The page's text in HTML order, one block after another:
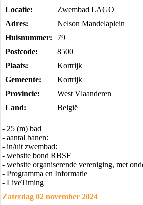
Locatie:
Zwembad LAGO
Adres:
Nelson Mandelaplein
Huisnummer:
79
Postcode:
8500
Plaats:
Kortrijk
Gemeente:
Kortrijk
Provincie:
West Vlaanderen
Land:
België
- 25 (m) bad
- aantal banen:
- in/uit zwembad:
- website bond RBSF
- website organiserende vereniging, met
- Programma en Informatie
- LiveTiming
Zaterdag 02 november 2024